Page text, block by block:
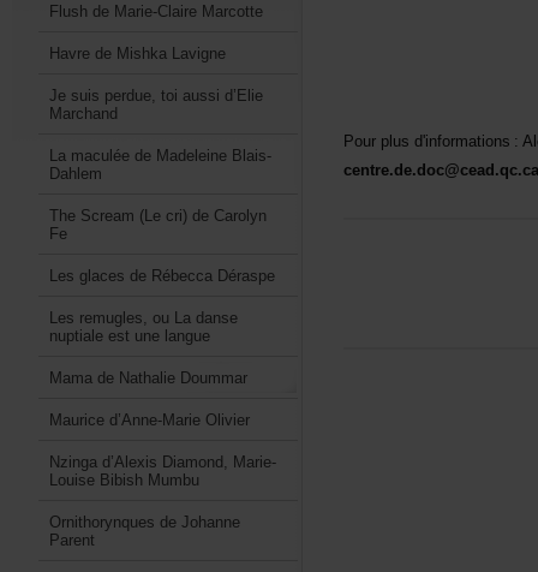
FlushdeMarie-ClaireMarcotte
HavredeMishkaLavigne
Jesuisperdue,toiaussid’Elie
Marchand
LamaculéedeMadeleineBlais-
Dahlem
TheScream(Lecri)deCarolyn
Fe
LesglacesdeRébeccaDéraspe
Lesremugles,ouLadanse
nuptialeestunelangue
MamadeNathalieDoummar
Mauriced’Anne-MarieOlivier
Nzingad’AlexisDiamond,Marie-
LouiseBibishMumbu
OrnithorynquesdeJohanne
Parent
centre.de.doc@cead.qc.ca